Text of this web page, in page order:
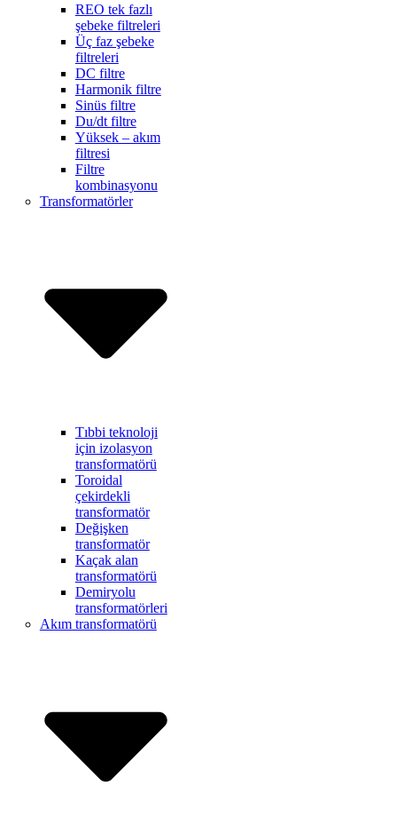
REO tek fazlı
şebeke filtreleri
Üç faz şebeke
filtreleri
DC filtre
Harmonik filtre
Sinüs filtre
Du/dt filtre
Yüksek – akım
filtresi
Filtre
kombinasyonu
Transformatörler
Tıbbi teknoloji
için izolasyon
transformatörü
Toroidal
çekirdekli
transformatör
Değişken
transformatör
Kaçak alan
transformatörü
Demiryolu
transformatörleri
Akım transformatörü